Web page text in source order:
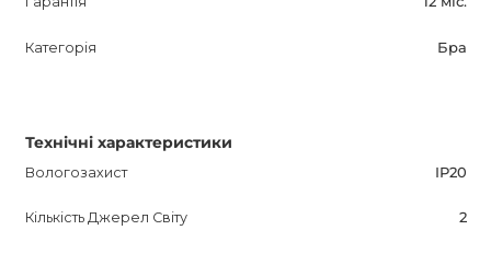
Категорія Бра
Технічні характеристики
Вологозахист IP20
Кількість Джерел Світу 2